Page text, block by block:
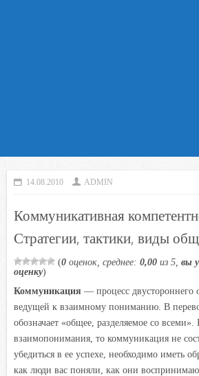
14.08.2010 ADMIN
Коммуникативная
Стратегии, тактики, виды
(0 оценок, среднее: 0,00 из 5, вы
оценку)
Коммуникация — процесс двустороннего
ведущей к взаимному пониманию. В
обозначает «общее, разделяемое со всеми».
взаимопонимания, то коммуникация не
убедиться в ее успехе, необходимо иметь
как люди вас поняли, как они